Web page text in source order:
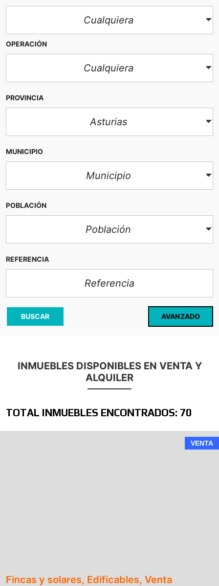
Cualquiera
OPERACIÓN
Cualquiera
PROVINCIA
Asturias
MUNICIPIO
Municipio
POBLACIÓN
Población
REFERENCIA
AVANZADO
BUSCAR
INMUEBLES DISPONIBLES EN VENTA Y
ALQUILER
TOTAL INMUEBLES ENCONTRADOS: 70
VENTA
Fincas y solares, Edificables, Venta